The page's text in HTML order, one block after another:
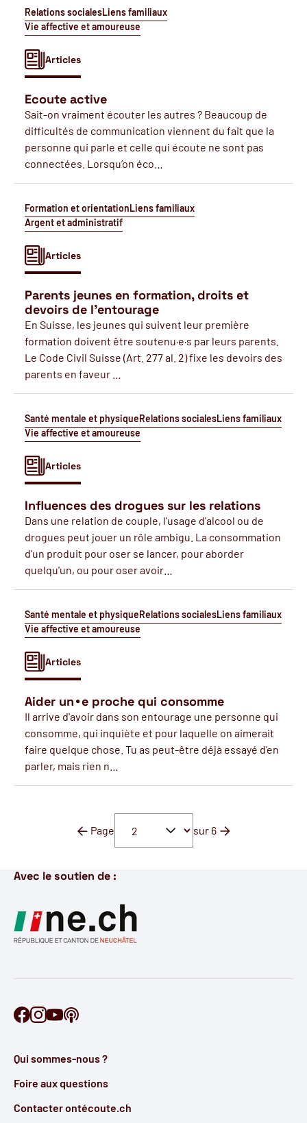
Relations socialesLiens familiaux
Vie affective et amoureuse
Articles
Ecoute active
Sait-on vraiment écouter les autres ? Beaucoup de
difficultés de communication viennent du fait que la
personne qui parle et celle qui écoute ne sont pas
connectées. Lorsqu’on éco…
Formation et orientationLiens familiaux
Argent et administratif
Articles
Parents jeunes en formation, droits et
devoirs de l'entourage
En Suisse, les jeunes qui suivent leur première
formation doivent être soutenu·e·s par leurs parents.
Le Code Civil Suisse (Art. 277 al. 2) fixe les devoirs des
parents en faveur …
Santé mentale et physiqueRelations socialesLiens familiaux
Vie affective et amoureuse
Articles
Influences des drogues sur les relations
Dans une relation de couple, l'usage d'alcool ou de
drogues peut jouer un rôle ambigu. La consommation
d'un produit pour oser se lancer, pour aborder
quelqu'un, ou pour oser avoir…
Santé mentale et physiqueRelations socialesLiens familiaux
Vie affective et amoureuse
Articles
Aider un∙e proche qui consomme
Il arrive d'avoir dans son entourage une personne qui
consomme, qui inquiète et pour laquelle on aimerait
faire quelque chose. Tu as peut-être déjà essayé d'en
parler, mais rien n…
Page précédente
Page sur 6
Page suivante
Avec le soutien de :
Retrouve Ontécoute sur Facebook
Retrouve Ontécoute sur Instagram
Retrouve Ontécoute sur YouTube
Qui sommes-nous ?
Foire aux questions
Contacter ontécoute.ch